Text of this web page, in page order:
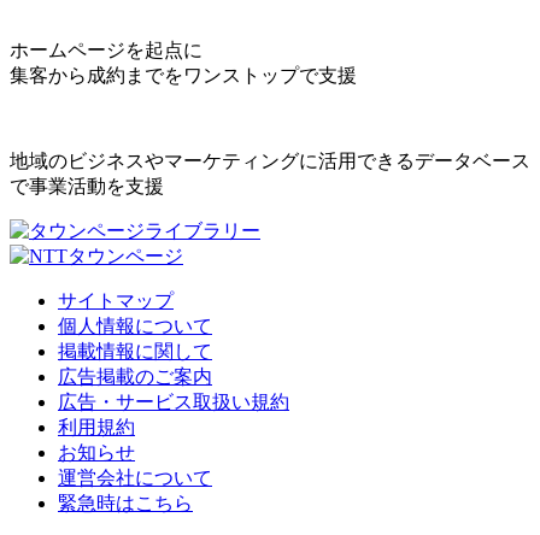
ホームページを起点に
集客から成約までをワンストップで支援
地域のビジネスやマーケティングに活用できるデータベース
で事業活動を支援
サイトマップ
個人情報について
掲載情報に関して
広告掲載のご案内
広告・サービス取扱い規約
利用規約
お知らせ
運営会社について
緊急時はこちら